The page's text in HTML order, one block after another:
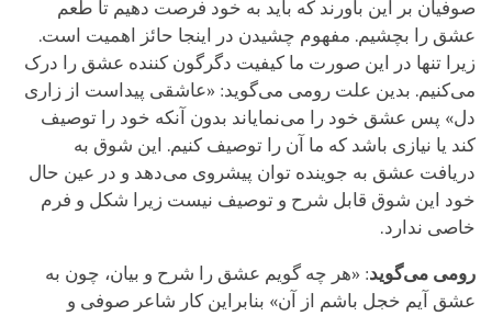
صوفیان بر این باورند که باید به خود فرصت دهیم تا طعم
عشق را بچشیم. مفهوم چشیدن در اینجا حائز اهمیت است.
زیرا تنها در این صورت ما کیفیت دگرگون کننده عشق را درک
می‌کنیم. بدین علت رومی می‌گوید: «عاشقی پیداست از زاری
دل» پس عشق خود را می‌نمایاند بدون آنکه خود را توصیف
کند یا نیازی باشد که ما آن را توصیف کنیم. این شوق به
دریافت عشق به جوینده توان پیشروی می‌دهد و در عین حال
خود این شوق قابل شرح و توصیف نیست زیرا شکل و فرم
خاصی ندارد.
رومی می‌گوید: «هر چه گویم عشق را شرح و بیان، چون به
عشق آیم خجل باشم از آن» بنابراین کار شاعر صوفی و